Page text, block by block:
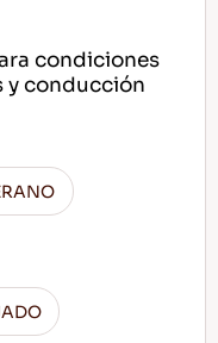
condiciones
y conducción